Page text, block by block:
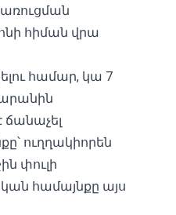
հիման վրա
համար, կա 7
ուղղակիորեն
փուլի
համայնքը այս